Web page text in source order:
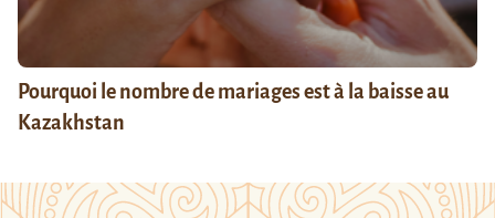
Pourquoi le nombre de mariages est à la baisse au
Kazakhstan